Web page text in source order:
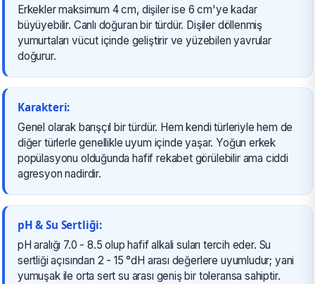
Erkekler maksimum 4 cm, dişiler ise 6 cm'ye kadar
büyüyebilir. Canlı doğuran bir türdür. Dişiler döllenmiş
yumurtaları vücut içinde geliştirir ve yüzebilen yavrular
doğurur.
Karakteri:
Genel olarak barışçıl bir türdür. Hem kendi türleriyle hem de
diğer türlerle genellikle uyum içinde yaşar. Yoğun erkek
popülasyonu olduğunda hafif rekabet görülebilir ama ciddi
agresyon nadirdir.
pH & Su Sertliği:
pH aralığı 7.0 - 8.5 olup hafif alkali suları tercih eder. Su
sertliği açısından 2 - 15 °dH arası değerlere uyumludur; yani
yumuşak ile orta sert su arası geniş bir toleransa sahiptir.